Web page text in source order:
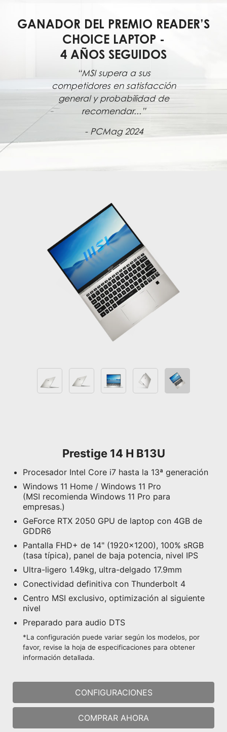
GANADOR DEL PREMIO READER’S
CHOICE LAPTOP -
4 AÑOS SEGUIDOS
“MSI supera a sus
competidores en satisfacción
general y probabilidad de
recomendar...”
- PCMag 2024
Prestige 14 H B13U
Procesador Intel Core i7 hasta la 13ª generación
Windows 11 Home / Windows 11 Pro
(MSI recomienda Windows 11 Pro para
empresas.)
GeForce RTX 2050 GPU de laptop con 4GB de
GDDR6
Pantalla FHD+ de 14" (1920x1200), 100% sRGB
(tasa típica), panel de baja potencia, nivel IPS
Ultra-ligero 1.49kg, ultra-delgado 17.9mm
Conectividad definitiva con Thunderbolt 4
Centro MSI exclusivo, optimización al siguiente
nivel
Preparado para audio DTS
*La configuración puede variar según los modelos, por
favor, revise la hoja de especificaciones para obtener
información detallada.
CONFIGURACIONES
COMPRAR AHORA